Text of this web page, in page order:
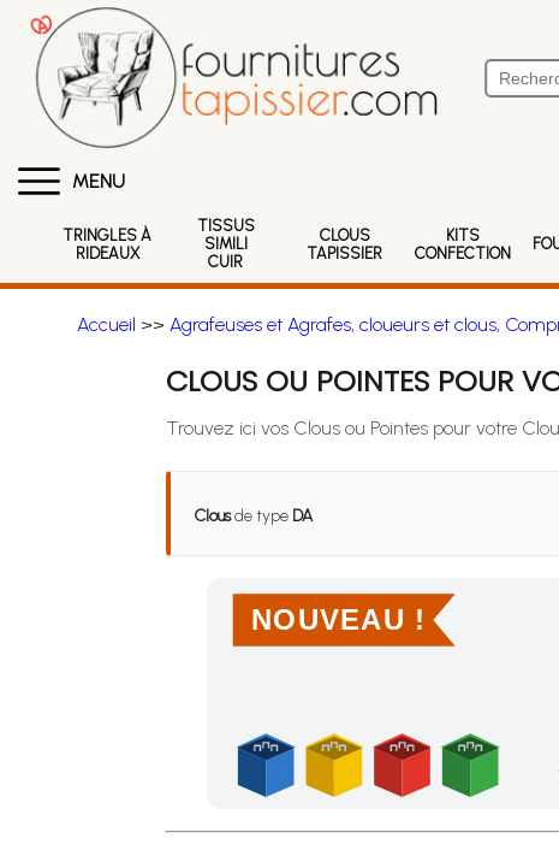
MENU
TRINGLES À
RIDEAUX
TISSUS
SIMILI
CUIR
CLOUS
TAPISSIER
KITS
CONFECTION
Accueil >> Agrafeuses et Agrafes, cloueurs et clous,
CLOUS OU POINTES POUR
Trouvez ici vos Clous ou Pointes pour votre
Clousde type DA
NOUVEAU !
Achetez 4 sachets ou boîtes d'agrafes ou de